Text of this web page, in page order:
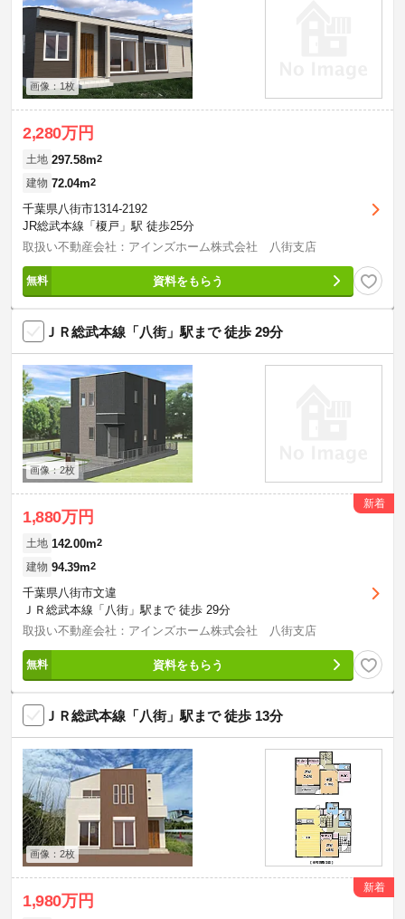
画像：1枚
2,280万円
土地 297.58m2
建物 72.04m2
千葉県八街市1314-2192
JR総武本線「榎戸」駅 徒歩25分
取扱い不動産会社：アインズホーム株式会社 八街支店
資料をもらう
ＪＲ総武本線「八街」駅まで 徒歩 29分
画像：2枚
1,880万円
新着
土地 142.00m2
建物 94.39m2
千葉県八街市文違
ＪＲ総武本線「八街」駅まで 徒歩 29分
取扱い不動産会社：アインズホーム株式会社 八街支店
資料をもらう
ＪＲ総武本線「八街」駅まで 徒歩 13分
画像：2枚
1,980万円
新着